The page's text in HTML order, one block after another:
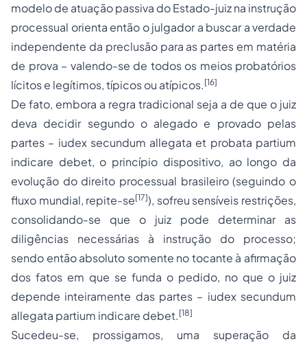
modelo de atuação passiva do Estado-juiz na instrução
processual orienta então o julgador a buscar a verdade
independente da preclusão para as partes em matéria
de prova – valendo-se de todos os meios probatórios
lícitos e legítimos, típicos ou atípicos. [16]
De fato, embora a regra tradicional seja a de que o juiz
deva decidir segundo o alegado e provado pelas
partes – iudex secundum allegata et probata partium
indicare debet, o princípio dispositivo, ao longo da
evolução do direito processual brasileiro (seguindo o
fluxo mundial, repite-se[17]), sofreu sensíveis restrições,
consolidando-se que o juiz pode determinar as
diligências necessárias à instrução do processo;
sendo então absoluto somente no tocante à afirmação
dos fatos em que se funda o pedido, no que o juiz
depende inteiramente das partes – iudex secundum
allegata partium indicare debet. [18]
Sucedeu-se, prossigamos, uma superação da